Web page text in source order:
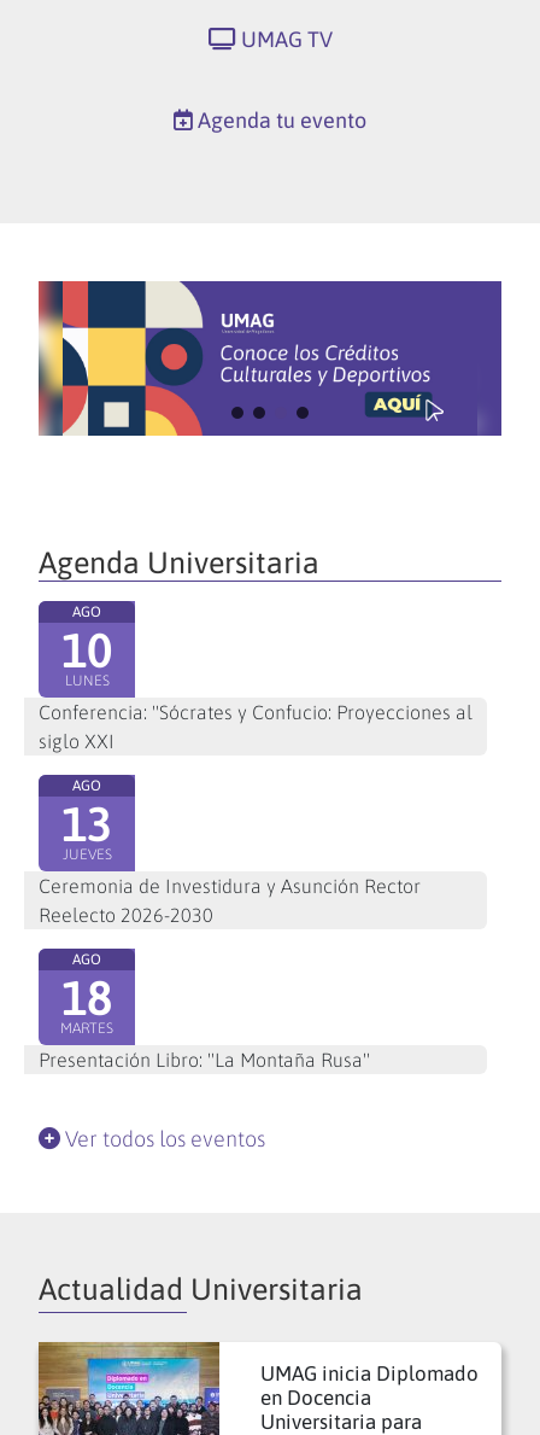
UMAG TV
Agenda tu evento
Agenda Universitaria
AGO
10
LUNES
Conferencia: "Sócrates y Confucio: Proyecciones al
siglo XXI
AGO
13
JUEVES
Ceremonia de Investidura y Asunción Rector
Reelecto 2026-2030
AGO
18
MARTES
Presentación Libro: "La Montaña Rusa"
Ver todos los eventos
Actualidad Universitaria
UMAG inicia Diplomado
en Docencia
Universitaria para